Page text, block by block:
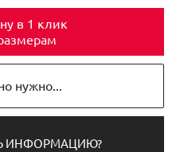
в 1 клик
нужно...
ИНФОРМАЦИЮ?